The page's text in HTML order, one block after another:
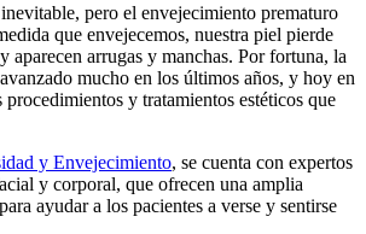
pero el envejecimiento prematuro
que envejecemos, nuestra piel pierde
aparecen arrugas y manchas. Por fortuna, la
mucho en los últimos años, y hoy en
procedimientos y tratamientos estéticos que
y Envejecimiento, se cuenta con expertos
y corporal, que ofrecen una amplia
ayudar a los pacientes a verse y sentirse